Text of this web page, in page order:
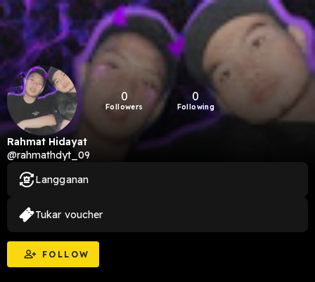
0
Followers
0
Following
Rahmat Hidayat
@rahmathdyt_09
FOLLOW
Langganan
Tukar voucher